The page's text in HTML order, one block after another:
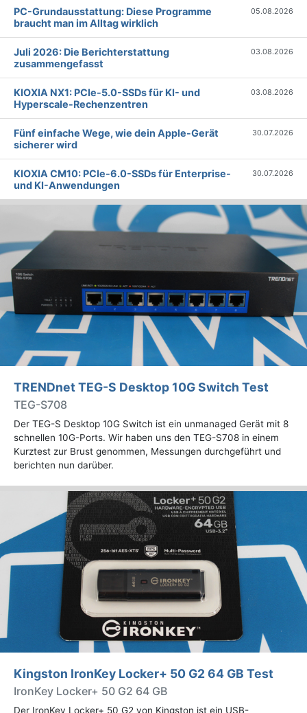
PC-Grundausstattung: Diese Programme
braucht man im Alltag wirklich
05.08.2026
Juli 2026: Die Bericht­erstattung
zusammengefasst
03.08.2026
KIOXIA NX1: PCIe-5.0-SSDs für KI- und
Hyperscale-Rechenzentren
03.08.2026
Fünf einfache Wege, wie dein Apple-Gerät
sicherer wird
30.07.2026
KIOXIA CM10: PCIe-6.0-SSDs für Enterprise-
und KI-Anwendungen
30.07.2026
TRENDnet TEG-S Desktop 10G Switch Test
TEG-S708
Der TEG-S Desktop 10G Switch ist ein unmanaged Gerät mit 8
schnellen 10G-Ports. Wir haben uns den TEG-S708 in einem
Kurztest zur Brust genommen, Messungen durchgeführt und
berichten nun darüber.
Kingston IronKey Locker+ 50 G2 64 GB Test
IronKey Locker+ 50 G2 64 GB
Der IronKey Locker+ 50 G2 von Kingston ist ein USB-